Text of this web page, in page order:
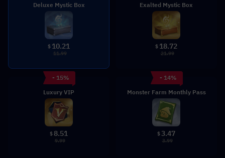
Deluxe Mystic Box
$ 10.21
11.99
Exalted Mystic Box
$ 18.72
21.99
- 15%
Luxury VIP
$ 8.51
9.99
- 14%
Monster Farm Monthly Pass
$3.47
3.99